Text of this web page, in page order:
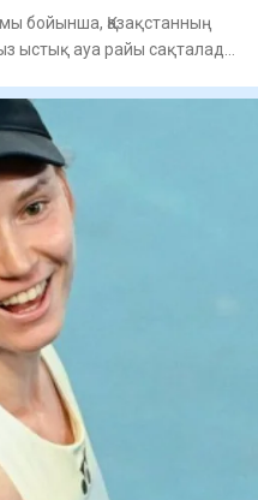
бойынша, Қазақстанның
ыстық ауа райы сақталады.